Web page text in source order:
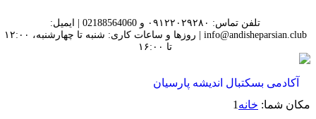
تلفن تماس: ۰۹۱۲۲۰۲۹۲۸۰ و 02188564060 | ایمیل:
info@andisheparsian.club | روزها و ساعات کاری: شنبه تا چهارشنبه، ۱۲:۰۰
تا ۱۶:۰۰
مکان شما: خانه 1